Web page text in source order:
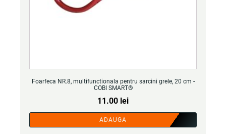
Foarfeca NR.8, multifunctionala pentru sarcini grele, 20 cm -
COBI SMART®
11.00 lei
ADAUGA